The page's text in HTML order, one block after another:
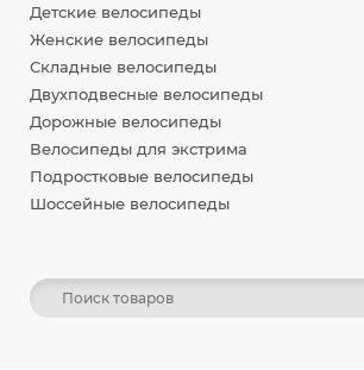
Детские велосипеды
Женские велосипеды
Складные велосипеды
Двухподвесные велосипеды
Дорожные велосипеды
Велосипеды для экстрима
Подростковые велосипеды
Шоссейные велосипеды